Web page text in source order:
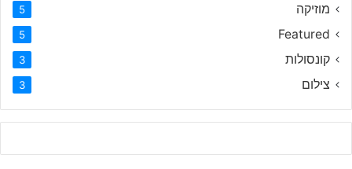
מוזיקה 5
Featured
5
קונסולות 3
צילום 3